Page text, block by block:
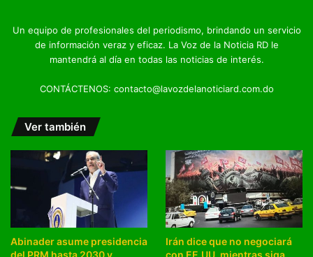
Un equipo de profesionales del periodismo, brindando un servicio
de información veraz y eficaz. La Voz de la Noticia RD le
mantendrá al día en todas las noticias de interés.
CONTÁCTENOS: contacto@lavozdelanoticiard.com.do
Ver también
Abinader asume presidencia
Irán dice que no negociará